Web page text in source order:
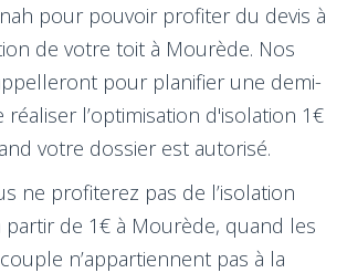
pour pouvoir profiter du devis à
de votre toit à Mourède. Nos
pour planifier une demi-
réaliser l’optimisation d'isolation 1€
votre dossier est autorisé.
ne profiterez pas de l’isolation
de 1€ à Mourède, quand les
n’appartiennent pas à la